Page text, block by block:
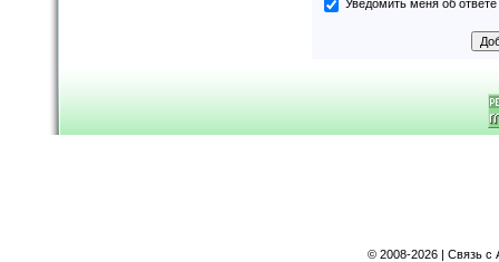
Уведомить меня об ответе
© 2008-2026 | Связь с